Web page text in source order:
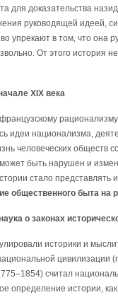
для доказательства
руководящей идеей,
упрекают в том, что она
От этого история
XIX века
идеи национализма,
человеческих обществ
быть нарушен и
стало
общественного быта на
о законах
историки и
цивилизации
считал
определение истории,